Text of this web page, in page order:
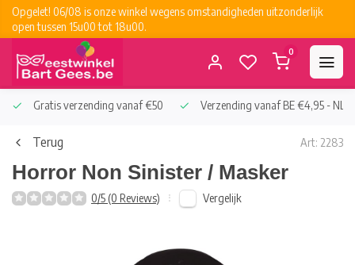
Opgelet! 06/08 is onze winkel wegens omstandigheden uitzonderlijk
open tussen 15u00 tot 18u00.
0
Gratis verzending vanaf €50 Verzending vanaf BE €4,95 - NL
Terug Art: 2283
Horror Non Sinister / Masker
0/5 (0 Reviews) Vergelijk